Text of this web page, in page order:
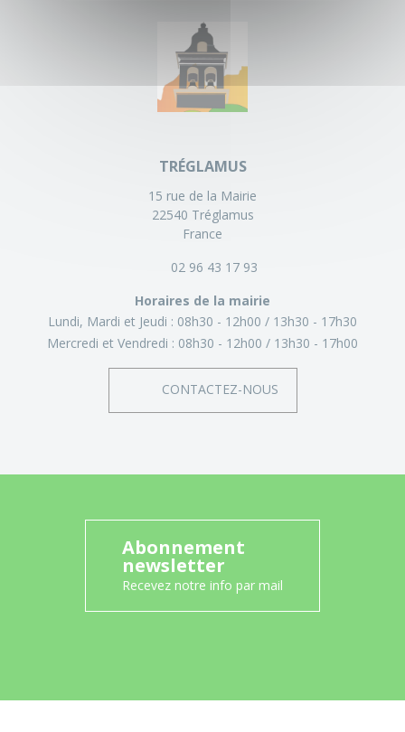
TRÉGLAMUS
15 rue de la Mairie
22540 Tréglamus
France
02 96 43 17 93
Horaires de la mairie
Lundi, Mardi et Jeudi : 08h30 - 12h00
13h30 - 17h30
Mercredi et Vendredi : 08h30 - 12h00 13h30 - 17h00
CONTACTEZ-NOUS
Abonnement
newsletter
Recevez notre info par mail